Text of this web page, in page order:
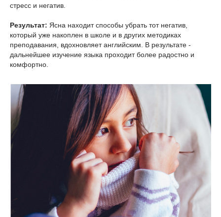
стресс и негатив.
Результат: Ясна находит способы убрать тот негатив,
который уже накоплен в школе и в других методиках
преподавания, вдохновляет английским. В результате -
дальнейшее изучение языка проходит более радостно и
комфортно.